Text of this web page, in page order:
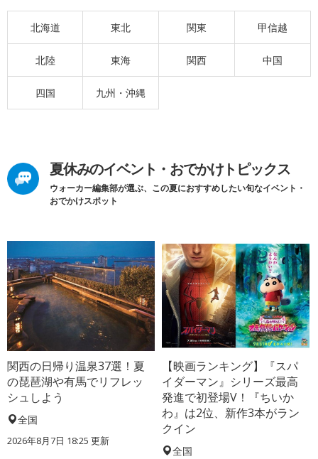
北海道 東北 関東 甲信越
北陸 東海 関西 中国
四国 九州・沖縄
夏休みのイベント・おでかけトピックス
ウォーカー編集部が選ぶ、この夏におすすめしたい旬なイベント・
おでかけスポット
関西の日帰り温泉37選！夏
の琵琶湖や有馬でリフレッ
シュしよう
全国
2026年8月7日 18:25 更新
【映画ランキング】『スパ
イダーマン』シリーズ最高
発進で初登場V！『ちいか
わ』は2位、新作3本がラン
クイン
全国